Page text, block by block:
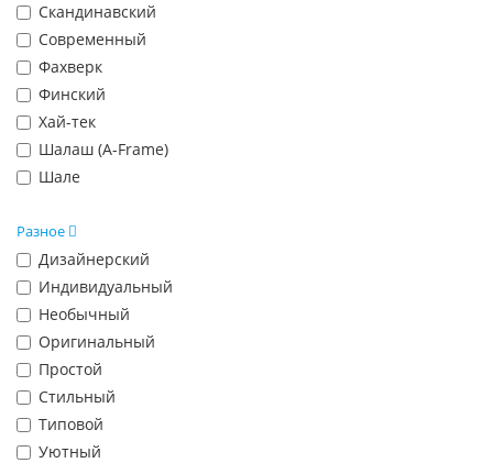
Скандинавский
Современный
Фахверк
Финский
Хай-тек
Шалаш (A-Frame)
Шале
Разное
Дизайнерский
Индивидуальный
Необычный
Оригинальный
Простой
Стильный
Типовой
Уютный